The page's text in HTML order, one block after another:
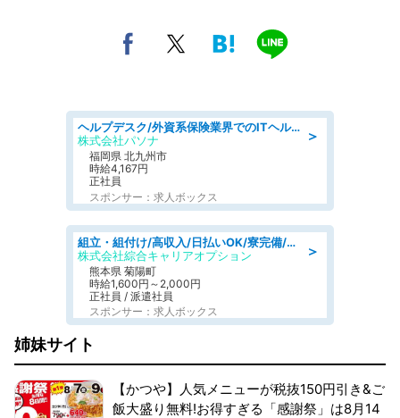
＞
ヘルプデスク/外資系保険業界でのITヘルプデスク業務/駅近/即日勤務可/ヘルプデスク
株式会社パソナ
福岡県 北九州市
時給4,167円
正社員
スポンサー：求人ボックス
＞
組立・組付け/高収入/日払いOK/寮完備/交替制/20・30・40代活躍中
株式会社綜合キャリアオプション
熊本県 菊陽町
時給1,600円～2,000円
正社員 / 派遣社員
スポンサー：求人ボックス
姉妹サイト
【かつや】人気メニューが税抜150円引き&ご
飯大盛り無料!お得すぎる「感謝祭」は8月14